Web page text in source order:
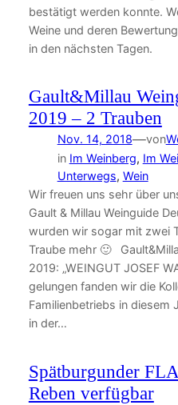
bestätigt werden konnte.
Weine und deren
in den nächsten Tagen.
Gault&Millau
2019 – 2 Trauben
Nov. 14, 2018—von
in Im Weinberg, Im
Unterwegs, Wein
Wir freuen uns sehr über
Gault & Millau Weinguide
wurden wir sogar mit zwei
Traube mehr 🙂
2019: „WEINGUT JOSEF
gelungen fanden wir die
Familienbetriebs in diesem
in der…
Spätburgunder
Reben verfügbar